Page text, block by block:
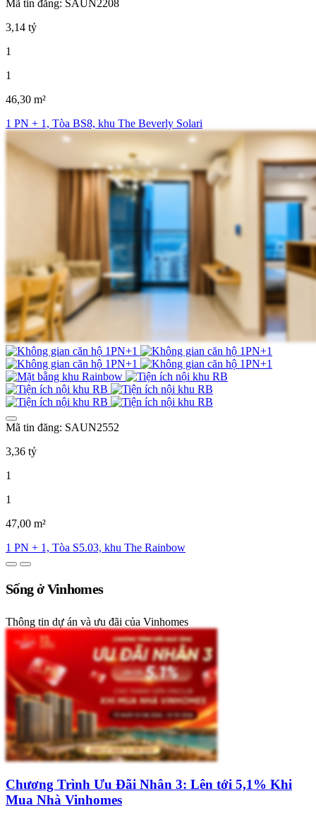
Mã tin đăng: SAUN2208
3,14 tỷ
1
1
46,30 m²
1 PN + 1, Tòa BS8, khu The Beverly Solari
Mã tin đăng: SAUN2552
3,36 tỷ
1
1
47,00 m²
1 PN + 1, Tòa S5.03, khu The Rainbow
Sống ở Vinhomes
Thông tin dự án và ưu đãi của Vinhomes
Chương Trình Ưu Đãi Nhân 3: Lên tới 5,1% Khi
Mua Nhà Vinhomes